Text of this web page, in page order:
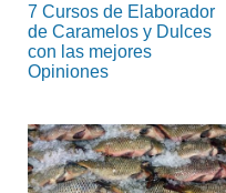
7 Cursos de Elaborador
de Caramelos y Dulces
con las mejores
Opiniones